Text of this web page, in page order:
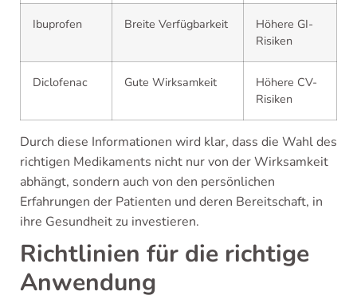
Ibuprofen Breite Verfügbarkeit
Höhere GI-
Risiken
Diclofenac Gute Wirksamkeit
Höhere CV-
Risiken
Durch diese Informationen wird klar, dass die Wahl des
richtigen Medikaments nicht nur von der Wirksamkeit
abhängt, sondern auch von den persönlichen
Erfahrungen der Patienten und deren Bereitschaft, in
ihre Gesundheit zu investieren.
Richtlinien für die richtige
Anwendung